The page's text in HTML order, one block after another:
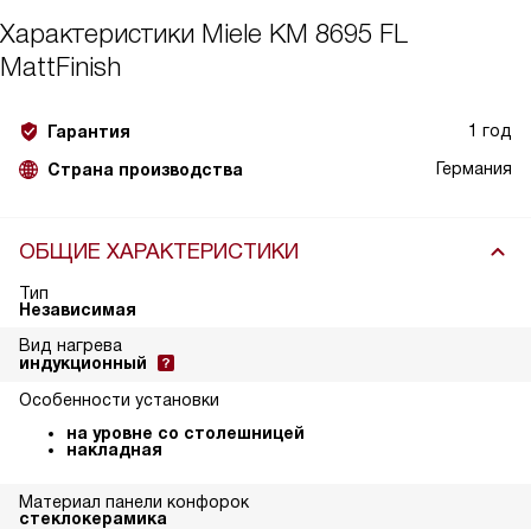
Характеристики Miele KM 8695 FL
MattFinish
Гарантия 1 год
Страна производства Германия
ОБЩИЕ ХАРАКТЕРИСТИКИ
Тип
Независимая
Вид нагрева
индукционный
Особенности установки
на уровне со столешницей
накладная
Материал панели конфорок
стеклокерамика